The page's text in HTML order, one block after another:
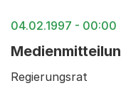
04.02.1997 - 00:00
Regierungsrat